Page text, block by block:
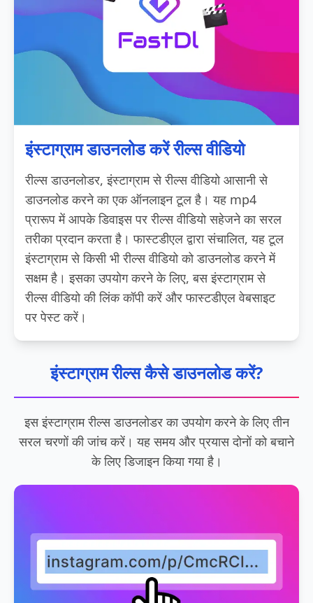
इंस्टाग्राम डाउनलोड करें रील्स वीडियो
रील्स डाउनलोडर, इंस्टाग्राम से रील्स वीडियो आसानी से
डाउनलोड करने का एक ऑनलाइन टूल है। यह mp4
प्रारूप में आपके डिवाइस पर रील्स वीडियो सहेजने का सरल
तरीका प्रदान करता है। फास्टडीएल द्वारा संचालित, यह टूल
इंस्टाग्राम से किसी भी रील्स वीडियो को डाउनलोड करने में
सक्षम है। इसका उपयोग करने के लिए, बस इंस्टाग्राम से
रील्स वीडियो की लिंक कॉपी करें और फास्टडीएल वेबसाइट
पर पेस्ट करें।
इंस्टाग्राम रील्स कैसे डाउनलोड करें?
इस इंस्टाग्राम रील्स डाउनलोडर का उपयोग करने के लिए तीन
सरल चरणों की जांच करें। यह समय और प्रयास दोनों को बचाने
के लिए डिजाइन किया गया है।